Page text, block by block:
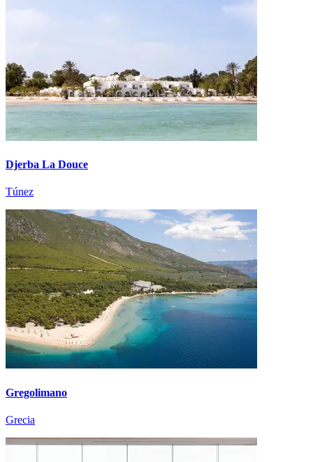
Djerba La Douce
Túnez
Gregolimano
Grecia